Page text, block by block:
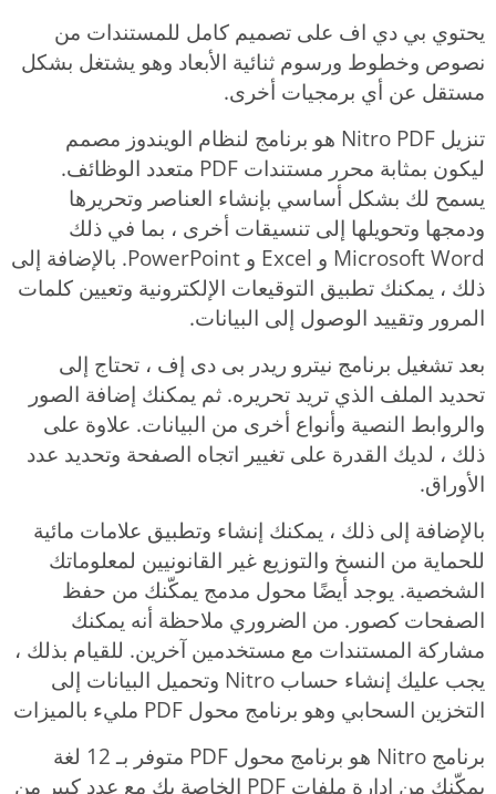
يحتوي بي دي اف على تصميم كامل للمستندات من
نصوص وخطوط ورسوم ثنائية الأبعاد وهو يشتغل بشكل
مستقل عن أي برمجيات أخرى.
تنزيل Nitro PDF هو برنامج لنظام الويندوز مصمم
ليكون بمثابة محرر مستندات PDF متعدد الوظائف.
يسمح لك بشكل أساسي بإنشاء العناصر وتحريرها
ودمجها وتحويلها إلى تنسيقات أخرى ، بما في ذلك
Microsoft Word و Excel و PowerPoint. بالإضافة إلى
ذلك ، يمكنك تطبيق التوقيعات الإلكترونية وتعيين كلمات
المرور وتقييد الوصول إلى البيانات.
بعد تشغيل برنامج نيترو ريدر بى دى إف ، تحتاج إلى
تحديد الملف الذي تريد تحريره. ثم يمكنك إضافة الصور
والروابط النصية وأنواع أخرى من البيانات. علاوة على
ذلك ، لديك القدرة على تغيير اتجاه الصفحة وتحديد عدد
الأوراق.
بالإضافة إلى ذلك ، يمكنك إنشاء وتطبيق علامات مائية
للحماية من النسخ والتوزيع غير القانونيين لمعلوماتك
الشخصية. يوجد أيضًا محول مدمج يمكّنك من حفظ
الصفحات كصور. من الضروري ملاحظة أنه يمكنك
مشاركة المستندات مع مستخدمين آخرين. للقيام بذلك ،
يجب عليك إنشاء حساب Nitro وتحميل البيانات إلى
التخزين السحابي وهو برنامج محول PDF مليء بالميزات
برنامج Nitro هو برنامج محول PDF متوفر بـ 12 لغة
يمكّنك من إدارة ملفات PDF الخاصة بك مع عدد كبير من